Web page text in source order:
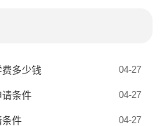
多少钱 04-27
条件 04-27
条件 04-27